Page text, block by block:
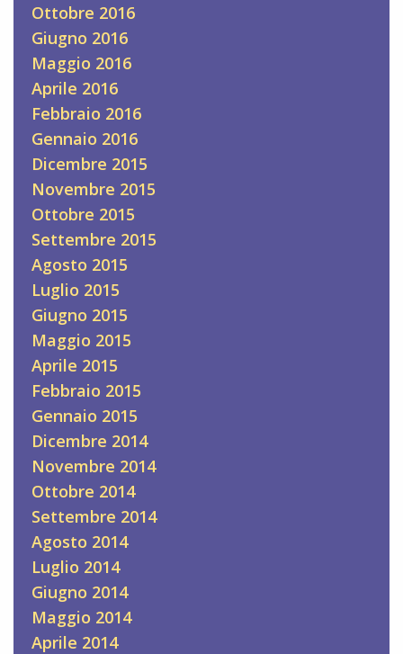
Ottobre 2016
Giugno 2016
Maggio 2016
Aprile 2016
Febbraio 2016
Gennaio 2016
Dicembre 2015
Novembre 2015
Ottobre 2015
Settembre 2015
Agosto 2015
Luglio 2015
Giugno 2015
Maggio 2015
Aprile 2015
Febbraio 2015
Gennaio 2015
Dicembre 2014
Novembre 2014
Ottobre 2014
Settembre 2014
Agosto 2014
Luglio 2014
Giugno 2014
Maggio 2014
Aprile 2014